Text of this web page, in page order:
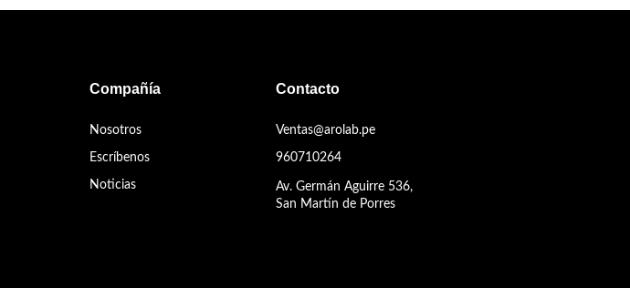
Compañía
Nosotros
Escríbenos
Noticias
Contacto
Ventas@arolab.pe
960710264
Av. Germán Aguirre 536,
San Martín de Porres